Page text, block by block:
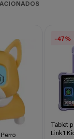
-47%
Tablet
Link 1